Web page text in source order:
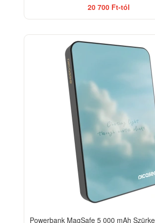
20 700 Ft-tól
Powerbank MagSafe 5 000 mAh